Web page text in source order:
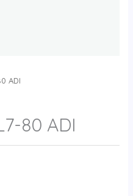
ADI
80 ADI